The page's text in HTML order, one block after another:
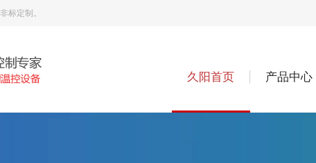
标定制。
久阳首页 产品中心